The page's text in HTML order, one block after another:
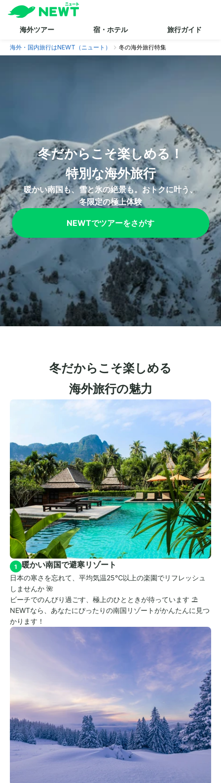
海外ツアー 宿・ホテル 旅行ガイド
海外・国内旅行はNEWT（ニュート） 冬の海外旅行特集
冬だからこそ楽しめる！
特別な海外旅行
暖かい南国も、雪と氷の絶景も。おトクに叶う、
冬限定の極上体験
NEWTでツアーをさがす
冬だからこそ楽しめる
海外旅行の魅力
1 暖かい南国で避寒リゾート
日本の寒さを忘れて、平均気温25℃以上の楽園でリフレッシュ
しませんか 🌺
ビーチでのんびり過ごす、極上のひとときが待っています ⛱️
NEWTなら、あなたにぴったりの南国リゾートがかんたんに見つ
かります！